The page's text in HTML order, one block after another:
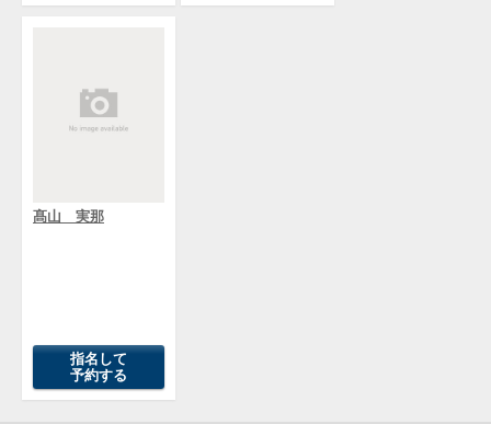
髙山 実那
指名して
予約する